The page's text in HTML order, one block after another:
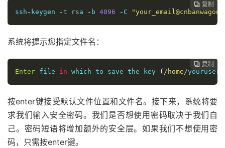
 复制
 复制
 复制
 复制
 复制
 复制
 复制
 复制
 复制
 复制
 复制
 复制
 复制
 复制
 复制
 复制
 复制
ssh - keygen -t rsa - b 4096 - C
系统将提示您指定文件名：
 复制
 复制
 复制
 复制
 复制
 复制
 复制
 复制
 复制
 复制
 复制
 复制
 复制
 复制
 复制
 复制
Enter file in which to save the key ( /home/
按enter键接受默认文件位置和文件名。接下来，系统将要
求我们输入安全密码。我们是否想使用密码取决于我们自
己。密码短语将增加额外的安全层。如果我们不想使用密
码，只需按enter键。